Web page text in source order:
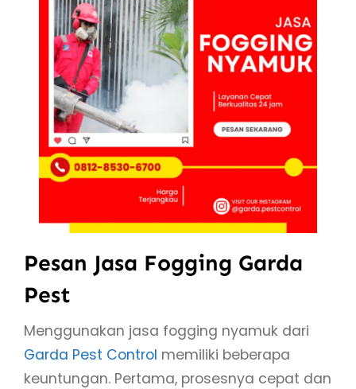
Pesan Jasa Fogging Garda
Pest
Menggunakan jasa fogging nyamuk dari
Garda Pest Control memiliki beberapa
keuntungan. Pertama, prosesnya cepat dan